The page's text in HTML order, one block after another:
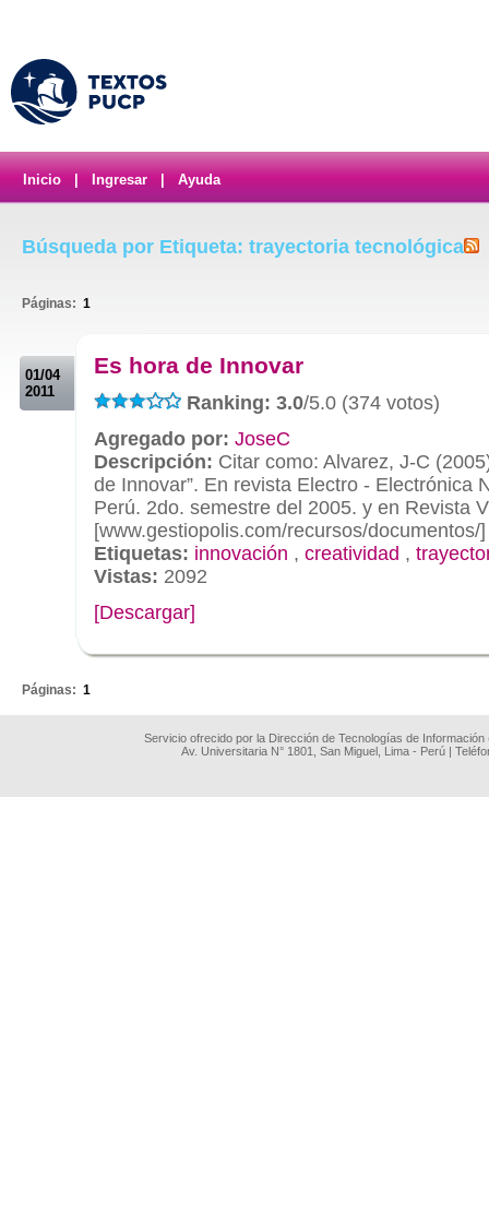
Inicio Ingresar Ayuda
Búsqueda por Etiqueta: trayectoria tecnológica
Páginas: 1
01/04
2011
Es hora de Innovar
Ranking: 3.0/5.0 (374 votos)
Agregado por: JoseC
Descripción: Citar como: Alvarez, J-C
de Innovar”. En revista Electro - Electrónica
Perú. 2do. semestre del 2005. y en Revista
[www.gestiopolis.com/recursos/documentos/]
Etiquetas: innovación , creatividad ,
Vistas: 2092
[Descargar]
Páginas: 1
Servicio ofrecido por la Dirección de Tecnologías de
Av. Universitaria N° 1801, San Miguel, Lima - Perú |